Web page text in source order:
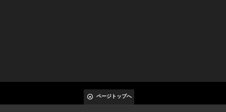
ページトップへ